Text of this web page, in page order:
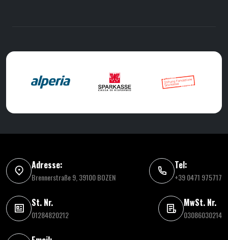
Adresse:
Brennerstraße 9, 39100 BOZEN
Tel:
+39 0471 975717
St. Nr.
01284820212
MwSt. Nr.
03086030214